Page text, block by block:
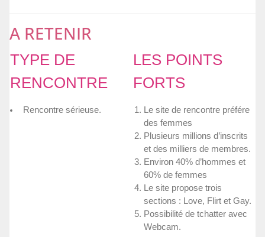
A RETENIR
TYPE DE
RENCONTRE
LES POINTS
FORTS
Rencontre sérieuse.
Le site de rencontre préfére
des femmes
Plusieurs millions d’inscrits
et des milliers de membres.
Environ 40% d’hommes et
60% de femmes
Le site propose trois
sections : Love, Flirt et Gay.
Possibilité de tchatter avec
Webcam.